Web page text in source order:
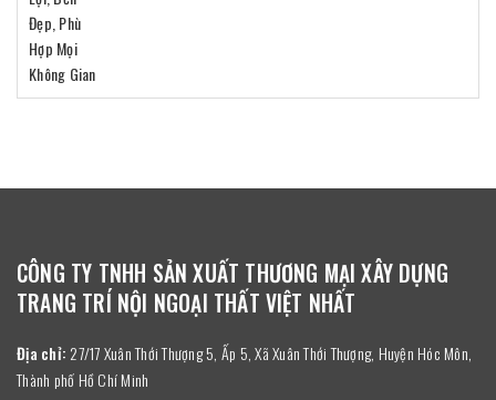
CÔNG TY TNHH SẢN XUẤT THƯƠNG MẠI XÂY DỰNG
TRANG TRÍ NỘI NGOẠI THẤT VIỆT NHẤT
Địa chỉ: 27/17 Xuân Thới Thượng 5, Ấp 5, Xã Xuân Thới Thượng, Huyện Hóc Môn,
Thành phố Hồ Chí Minh